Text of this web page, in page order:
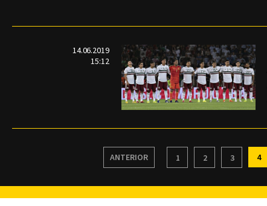
14.06.2019
15:12
ANTERIOR 1 2 3 4